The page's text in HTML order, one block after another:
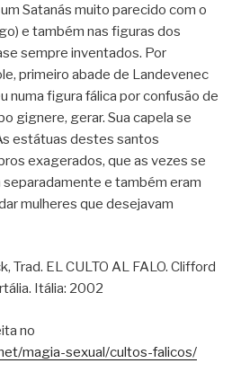
Satanás muito parecido com o
e também nas figuras dos
sempre inventados. Por
primeiro abade de Landevenec
numa figura fálica por confusão de
gignere, gerar. Sua capela se
estátuas destes santos
exagerados, que as vezes se
separadamente e também eram
mulheres que desejavam
Trad. EL CULTO AL FALO. Clifford
Itália: 2002
no
magia-sexual/cultos-falicos/